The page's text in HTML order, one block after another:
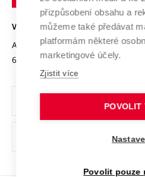
Open Science
Projekty
Projekty ze strukturálních fondů
Specifický výzkum
Univerzitní sítě
Bezpečná univerzita
Vyznamenání
Organizační struktura
Ochrana osobních údajů
odkaz)
VYSOKÉ UČENÍ TECHNICKÉ V
Antonínská 548/1
602 00 Brno
přizpůsobení obsahu a
můžeme také předávat
platformám některé
marketingové účely.
Zjistit více
POVOLIT
Povolit pouze